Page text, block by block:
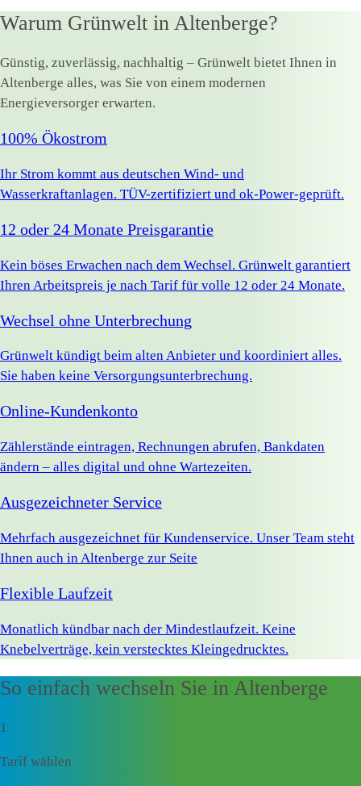
Warum Grünwelt in Altenberge?
Günstig, zuverlässig, nachhaltig – Grünwelt bietet Ihnen in
Altenberge alles, was Sie von einem modernen
Energieversorger erwarten.
100% Ökostrom
Ihr Strom kommt aus deutschen Wind- und
Wasserkraftanlagen. TÜV-zertifiziert und ok-Power-geprüft.
12 oder 24 Monate Preisgarantie
Kein böses Erwachen nach dem Wechsel. Grünwelt garantiert
Ihren Arbeitspreis je nach Tarif für volle 12 oder 24 Monate.
Wechsel ohne Unterbrechung
Grünwelt kündigt beim alten Anbieter und koordiniert alles.
Sie haben keine Versorgungsunterbrechung.
Online-Kundenkonto
Zählerstände eintragen, Rechnungen abrufen, Bankdaten
ändern – alles digital und ohne Wartezeiten.
Ausgezeichneter Service
Mehrfach ausgezeichnet für Kundenservice. Unser Team steht
Ihnen auch in Altenberge zur Seite
Flexible Laufzeit
Monatlich kündbar nach der Mindestlaufzeit. Keine
Knebelverträge, kein verstecktes Kleingedrucktes.
So einfach wechseln Sie in Altenberge
1
Tarif wählen